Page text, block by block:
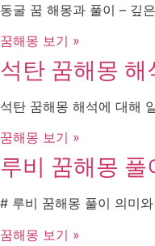
동굴 꿈 해몽과 풀이 – 깊
꿈해몽 보기 »
석탄 꿈해몽 해
석탄 꿈해몽 해석에 대해
꿈해몽 보기 »
루비 꿈해몽 풀
# 루비 꿈해몽 풀이 의미
꿈해몽 보기 »